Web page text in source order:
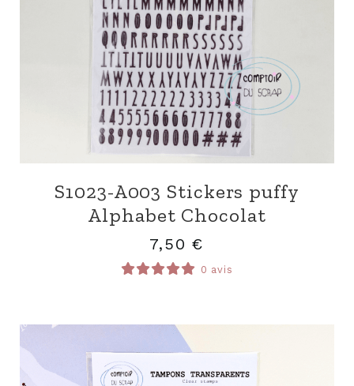
S1023-A003 Stickers puffy
Alphabet Chocolat
7,50 €
0 avis